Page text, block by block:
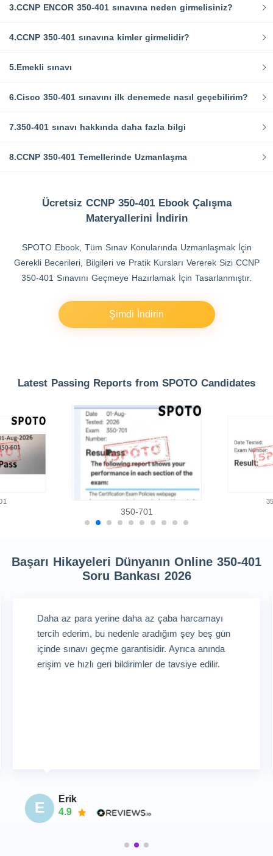
3.CCNP ENCOR 350-401 sınavına neden girmelisiniz?
4.CCNP 350-401 sınavına kimler girmelidir?
5.Emekli sınavı
6.Cisco 350-401 sınavını ilk denemede nasıl geçebilirim?
7.350-401 sınavı hakkında daha fazla bilgi
8.CCNP 350-401 Temellerinde Uzmanlaşma
Ücretsiz CCNP 350-401 Ebook Çalışma
Materyallerini İndirin
SPOTO Ebook, Tüm Sınav Konularında Uzmanlaşmak İçin
Gerekli Becerileri, Bilgileri ve Pratik Kursları Vererek Sizi CCNP
350-401 Sınavını Geçmeye Hazırlamak İçin Tasarlanmıştır.
Şimdi İndirin
Latest Passing Reports from SPOTO Candidates
350-701
Başarı Hikayeleri Dünyanın Online 350-401
Soru Bankası 2026
Daha az para yerine daha az çaba harcamayı
tercih ederim, bu nedenle aradığım şey beş gün
içinde sınavı geçme garantisidir. Ayrıca anında
erişim ve hızlı geri bildirimler de tavsiye edilir.
E
Erik
4.9